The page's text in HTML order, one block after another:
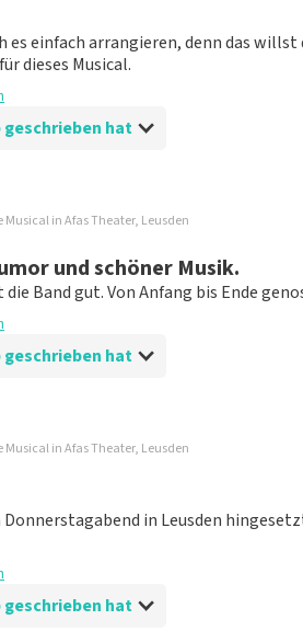
es einfach arrangieren, denn das
dieses Musical.
geschrieben hat
TopTicketShop bestellen
Musical in Afas Theater, Leusden
und schöner Musik.
Band gut. Von Anfang bis Ende
geschrieben hat
nicht weitergegangen ist,
Musical in Afas Theater, Leusden
in Leusden
geschrieben hat